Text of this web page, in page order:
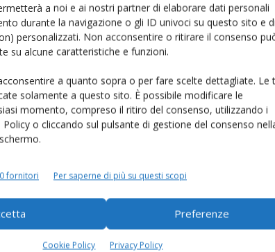
a noi e ai nostri partner di elaborare dati personali
durante la navigazione o gli ID univoci su questo sito e di
personalizzati. Non acconsentire o ritirare il consenso
su alcune caratteristiche e funzioni.
a quanto sopra o per fare scelte dettagliate. Le
solamente a questo sito. È possibile modificare le
momento, compreso il ritiro del consenso, utilizzando i
o cliccando sul pulsante di gestione del consenso
fornitori Per saperne di più su questi scopi
Preferenze
Cookie Policy Privacy Policy